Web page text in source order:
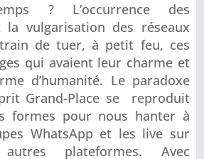
? L’occurrence des
la vulgarisation des réseaux
de tuer, à petit feu, ces
qui avaient leur charme et
d’humanité. Le paradoxe
Grand-Place se reproduit
formes pour nous hanter à
WhatsApp et les live sur
plateformes. Avec